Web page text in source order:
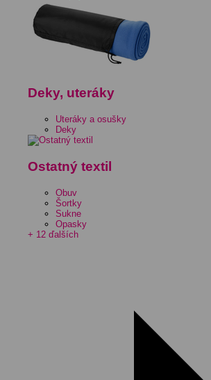
Deky, uteráky
Uteráky a osušky
Deky
Ostatný textil
Obuv
Šortky
Sukne
Opasky
+ 12 ďalších